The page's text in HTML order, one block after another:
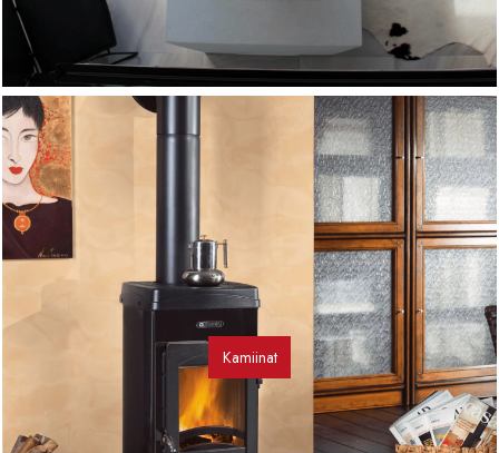
Kamiinat